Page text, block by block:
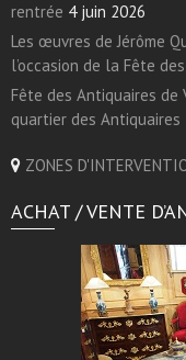
rentrée 4 juin 2026
Les œuvres de Jérôme
l’occasion de la Fête
Fête des Antiquaires
quartier des Antiquaires
ZONES
ACHAT / VENTE